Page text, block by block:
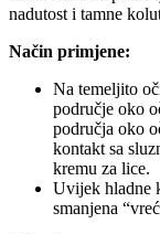
nadutost i tamne
Način primjene:
Na temeljito
područje oko
područja oko
kontakt sa
kremu za lice.
Uvijek hladne
smanjena